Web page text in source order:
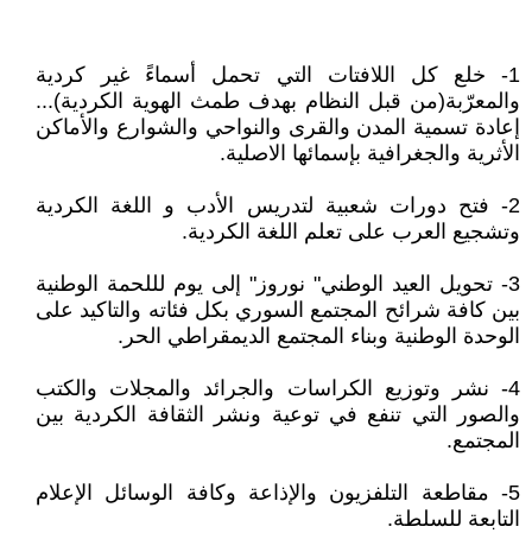
1- خلع كل اللافتات التي تحمل أسماءً غير كردية
والمعرّبة(من قبل النظام بهدف طمث الهوية الكردية)...
إعادة تسمية المدن والقرى والنواحي والشوارع والأماكن
الأثرية والجغرافية بإسمائها الاصلية.
2- فتح دورات شعبية لتدريس الأدب و اللغة الكردية
وتشجيع العرب على تعلم اللغة الكردية.
3- تحويل العيد الوطني" نوروز" إلى يوم لللحمة الوطنية
بين كافة شرائح المجتمع السوري بكل فئاته والتاكيد على
الوحدة الوطنية وبناء المجتمع الديمقراطي الحر.
4- نشر وتوزيع الكراسات والجرائد والمجلات والكتب
والصور التي تنفع في توعية ونشر الثقافة الكردية بين
المجتمع.
5- مقاطعة التلفزيون والإذاعة وكافة الوسائل الإعلام
التابعة للسلطة.